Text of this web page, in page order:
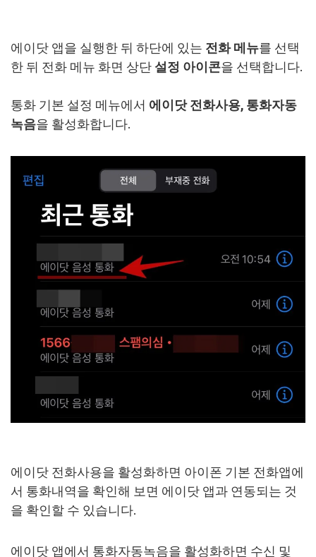
에이닷 앱을 실행한 뒤 하단에 있는 전화 메뉴를 선택
한 뒤 전화 메뉴 화면 상단 설정 아이콘을 선택합니다.
통화 기본 설정 메뉴에서 에이닷 전화사용, 통화자동
녹음을 활성화합니다.
에이닷 전화사용을 활성화하면 아이폰 기본 전화앱에
서 통화내역을 확인해 보면 에이닷 앱과 연동되는 것
을 확인할 수 있습니다.
에이닷 앱에서 통화자동녹음을 활성화하면 수신 및